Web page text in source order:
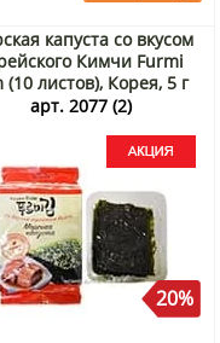
капуста со вкусом
Кимчи Furmi
(10 листов), Корея, 5 г
Акция
арт. 2077 (2)
20%